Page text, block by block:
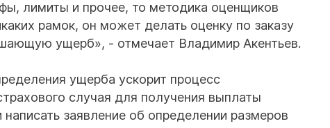
лимиты и прочее, то методика оценщиков
рамок, он может делать оценку по заказу
ущерб», - отмечает Владимир Акентьев.
ущерба ускорит процесс
случая для получения выплаты
заявление об определении размеров